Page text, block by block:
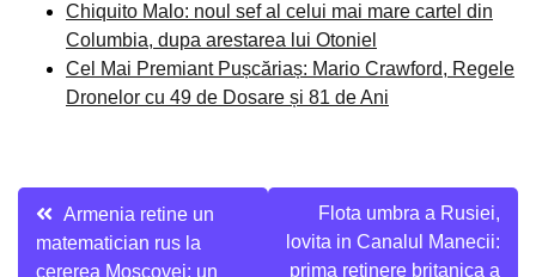
Chiquito Malo: noul sef al celui mai mare cartel din
Columbia, dupa arestarea lui Otoniel
Cel Mai Premiant Pușcăriaș: Mario Crawford, Regele
Dronelor cu 49 de Dosare și 81 de Ani
Navigare
în
Armenia retine un
matematician rus la
cererea Moscovei: un
Flota umbra a Rusiei,
lovita in Canalul Manecii:
prima retinere britanica a